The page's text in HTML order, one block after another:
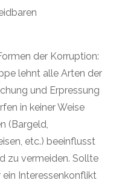
Tintschl und über
der Korruption:
lehnt alle Arten der
und Erpressung
in keiner Weise
(Bargeld,
etc.) beeinflusst
zu vermeiden. Sollte
Interessenkonflikt